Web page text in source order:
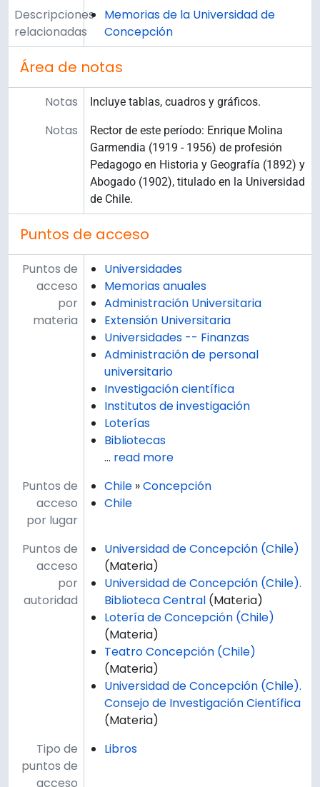
Descripciones
relacionadas
Memorias de la Universidad de
Concepción
Área de notas
Notas Incluye tablas, cuadros y gráficos.
Notas
Rector de este período: Enrique Molina
Garmendia (1919 - 1956) de profesión
Pedagogo en Historia y Geografía (1892) y
Abogado (1902), titulado en la Universidad
de Chile.
Puntos de acceso
Puntos de
acceso
por
materia
Universidades
Memorias anuales
Administración Universitaria
Extensión Universitaria
Universidades -- Finanzas
Administración de personal
universitario
Investigación científica
Institutos de investigación
Loterías
Bibliotecas
… read more
Puntos de
acceso
por lugar
Chile »Concepción
Chile
Puntos de
acceso
por
autoridad
Universidad de Concepción (Chile)
(Materia)
Universidad de Concepción (Chile).
Biblioteca Central (Materia)
Lotería de Concepción (Chile)
(Materia)
Teatro Concepción (Chile)
(Materia)
Universidad de Concepción (Chile).
Consejo de Investigación Científica
(Materia)
Tipo de
puntos de
acceso
Libros